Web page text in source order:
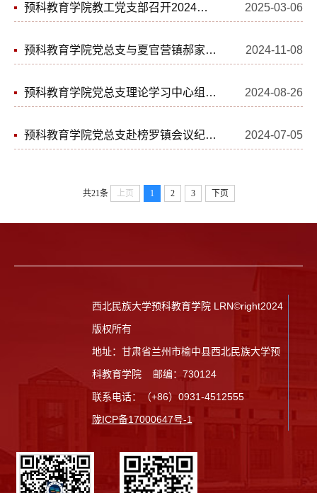
预科教育学院教工党支部召开2024年度组织生活会暨民主评议党员大会 2025-03-06
预科教育学院党总支与夏官营镇郝家湾村党支部开展理论学习中心组联学活动 2024-11-08
预科教育学院党总支理论学习中心组专题学习党的二十届三中全会精神 2024-08-26
预科教育学院党总支赴榜罗镇会议纪念馆开展主题党日活动 2024-07-05
共21条 上页 1 2 3 下页
西北民族大学预科教育学院 LRN©right2024
版权所有
地址：甘肃省兰州市榆中县西北民族大学预
科教育学院 邮编：730124
联系电话：（+86）0931-4512555
陇ICP备17000647号-1